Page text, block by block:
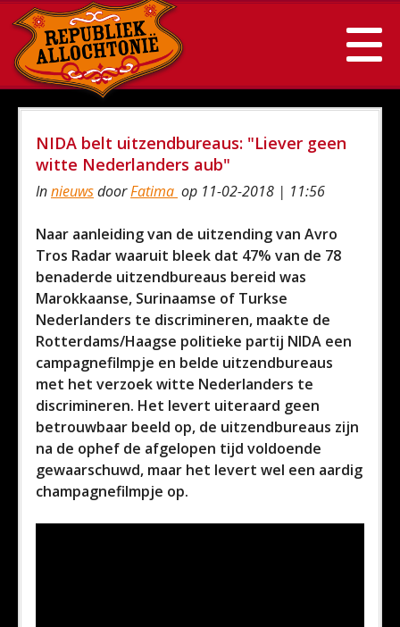
NIDA belt uitzendbureaus: "Liever geen
witte Nederlanders aub"
InnieuwsdoorFatima op 11-02-2018 | 11:56
Naar aanleiding van de uitzending van Avro
Tros Radar waaruit bleek dat 47% van de 78
benaderde uitzendbureaus bereid was
Marokkaanse, Surinaamse of Turkse
Nederlanders te discrimineren, maakte de
Rotterdams/Haagse politieke partij NIDA een
campagnefilmpje en belde uitzendbureaus
met het verzoek witte Nederlanders te
discrimineren. Het levert uiteraard geen
betrouwbaar beeld op, de uitzendbureaus zijn
na de ophef de afgelopen tijd voldoende
gewaarschuwd, maar het levert wel een aardig
champagnefilmpje op.